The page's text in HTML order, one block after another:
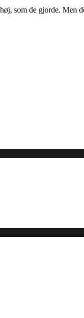
som de gjorde. Men